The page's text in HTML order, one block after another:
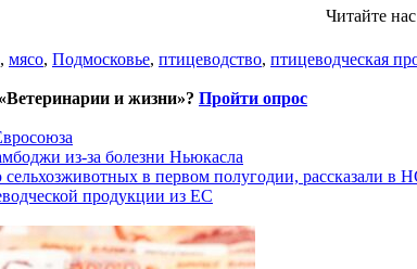
Читайте
, мясо, Подмосковье, птицеводство, птицеводческая
и жизни»? Пройти опрос
из-за болезни Ньюкасла
в первом полугодии, рассказали в
продукции из ЕС